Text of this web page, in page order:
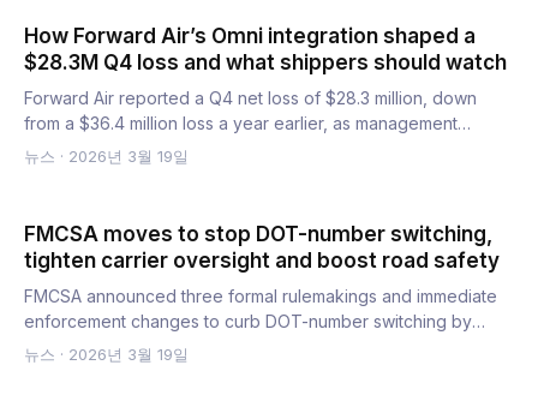
How Forward Air’s Omni integration shaped a
$28.3M Q4 loss and what shippers should watch
Forward Air reported a Q4 net loss of $28.3 million, down
from a $36.4 million loss a year earlier, as management
cited…
뉴스 · 2026년 3월 19일
FMCSA moves to stop DOT-number switching,
tighten carrier oversight and boost road safety
FMCSA announced three formal rulemakings and immediate
enforcement changes to curb DOT-number switching by
“chameleon ca…
뉴스 · 2026년 3월 19일